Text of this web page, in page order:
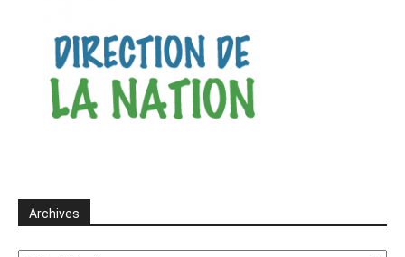
Archives
Archives